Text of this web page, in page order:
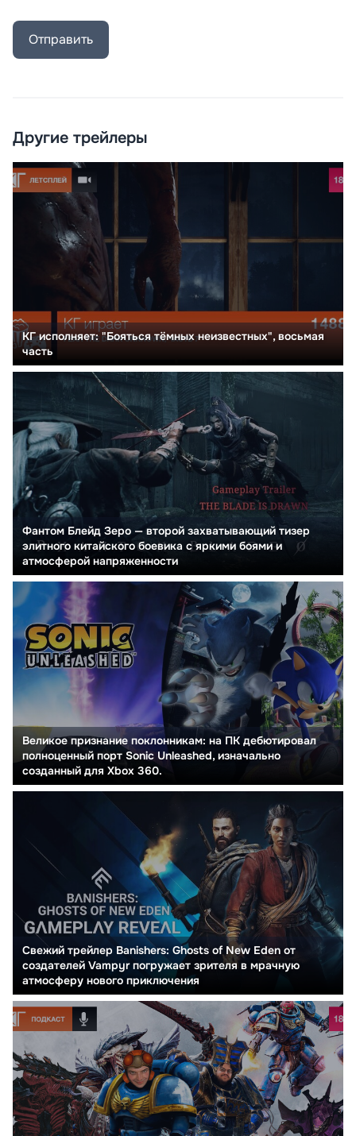
Отправить
Другие трейлеры
КГ исполняет: "Бояться тёмных неизвестных", восьмая
часть
Фантом Блейд Зеро — второй захватывающий тизер
элитного китайского боевика с яркими боями и
атмосферой напряженности
Великое признание поклонникам: на ПК дебютировал
полноценный порт Sonic Unleashed, изначально
созданный для Xbox 360.
Свежий трейлер Banishers: Ghosts of New Eden от
создателей Vampyr погружает зрителя в мрачную
атмосферу нового приключения